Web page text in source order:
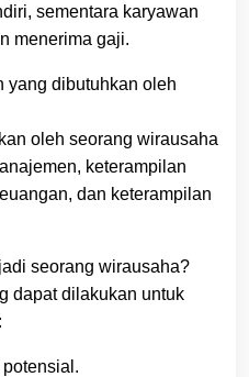
sementara karyawan
menerima gaji.
yang dibutuhkan oleh
oleh seorang wirausaha
keterampilan
dan keterampilan
seorang wirausaha?
dapat dilakukan untuk